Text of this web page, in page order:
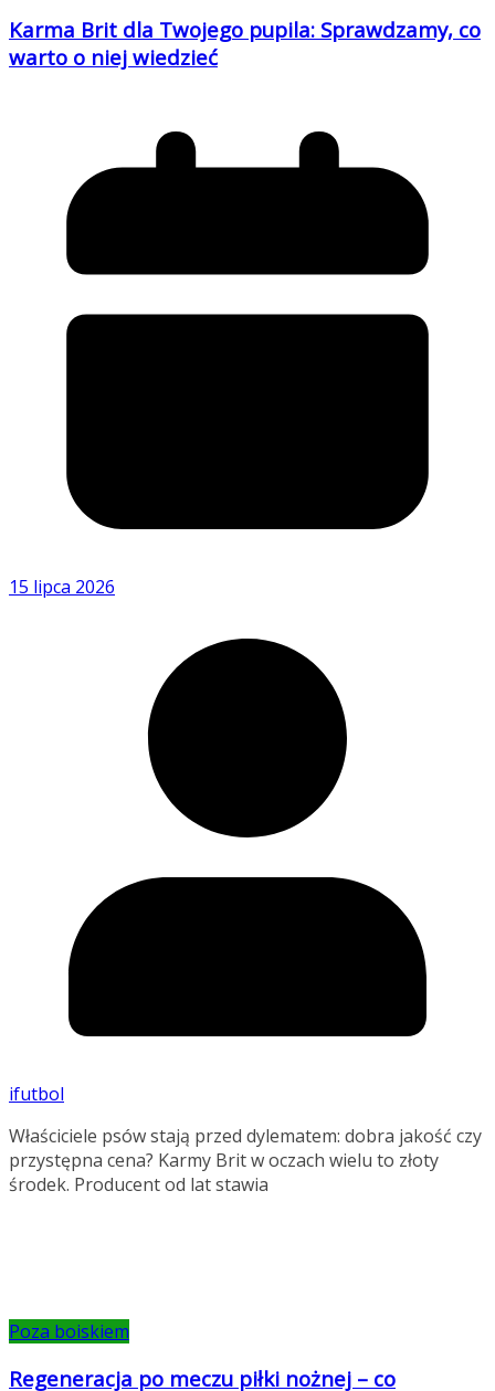
Karma Brit dla Twojego pupila: Sprawdzamy, co
warto o niej wiedzieć
15 lipca 2026
ifutbol
Właściciele psów stają przed dylematem: dobra jakość czy
przystępna cena? Karmy Brit w oczach wielu to złoty
środek. Producent od lat stawia
Poza boiskiem
Regeneracja po meczu piłki nożnej – co